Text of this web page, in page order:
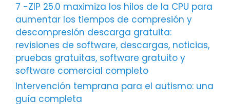
7 -ZIP 25.0 maximiza los hilos de la CPU para
aumentar los tiempos de compresión y
descompresión descarga gratuita:
revisiones de software, descargas, noticias,
pruebas gratuitas, software gratuito y
software comercial completo
Intervención temprana para el autismo: una
guía completa